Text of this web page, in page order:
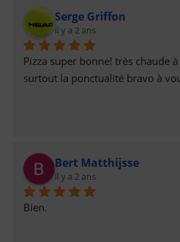
problèmes.Cordialement le
Serge Griffon
il y a 2 ans
Pizza super bonne! très chaude
surtout la ponctualité bravo à
Bert Matthijsse
il y a 2 ans
Bien.